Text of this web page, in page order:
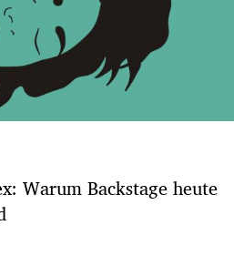
Warum Backstage heute